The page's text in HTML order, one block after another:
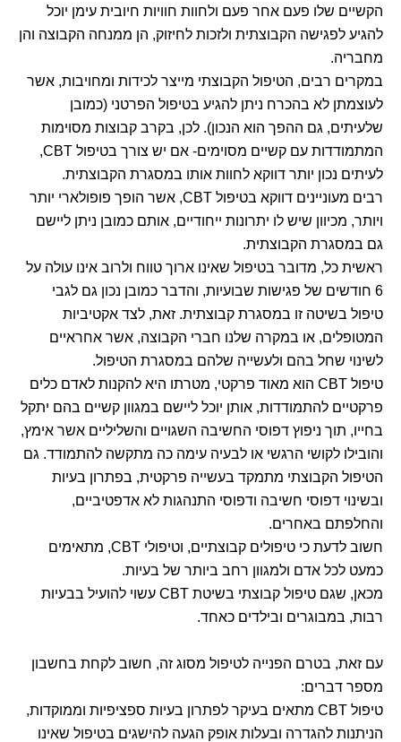
הקשיים שלו פעם אחר פעם ולחוות חוויות חיובית עימן יוכל
להגיע לפגישה הקבוצתית ולזכות לחיזוק, הן ממנחה הקבוצה והן
מחבריה.
במקרים רבים, הטיפול הקבוצתי מייצר לכידות ומחויבות, אשר
לעוצמתן לא בהכרח ניתן להגיע בטיפול הפרטני (כמובן
שלעיתים, גם ההפך הוא הנכון). לכן, בקרב קבוצות מסוימות
המתמודדות עם קשיים מסוימים- אם יש צורך בטיפול CBT,
לעיתים נכון יותר דווקא לחוות אותו במסגרת הקבוצתית.
רבים מעוניינים דווקא בטיפול CBT, אשר הופך פופולארי יותר
ויותר, מכיוון שיש לו יתרונות ייחודיים, אותם כמובן ניתן ליישם
גם במסגרת הקבוצתית.
ראשית כל, מדובר בטיפול שאינו ארוך טווח ולרוב אינו עולה על
6 חודשים של פגישות שבועיות, והדבר כמובן נכון גם לגבי
טיפול בשיטה זו במסגרת קבוצתית. זאת, לצד אקטיביות
המטופלים, או במקרה שלנו חברי הקבוצה, אשר אחראיים
לשינוי שחל בהם ולעשייה שלהם במסגרת הטיפול.
טיפול CBT הוא מאוד פרקטי, מטרתו היא להקנות לאדם כלים
פרקטיים להתמודדות, אותן יוכל ליישם במגוון קשיים בהם יתקל
בחייו, תוך ניפוץ דפוסי החשיבה השגויים והשליליים אשר אימץ,
והובילו לקושי הרגשי או לבעיה עימה כה מתקשה להתמודד. גם
הטיפול הקבוצתי מתמקד בעשייה פרקטית, בפתרון בעיות
ובשינוי דפוסי חשיבה ודפוסי התנהגות לא אדפטיביים,
והחלפתם באחרים.
חשוב לדעת כי טיפולים קבוצתיים, וטיפולי CBT, מתאימים
כמעט לכל אדם ולמגוון רחב ביותר של בעיות.
מכאן, שגם טיפול קבוצתי בשיטת CBT עשוי להועיל בבעיות
רבות, במבוגרים ובילדים כאחד.
עם זאת, בטרם הפנייה לטיפול מסוג זה, חשוב לקחת בחשבון
מספר דברים:
טיפול CBT מתאים בעיקר לפתרון בעיות ספציפיות וממוקדות,
הניתנות להגדרה ובעלות אופק הגעה להישגים בטיפול שאינו